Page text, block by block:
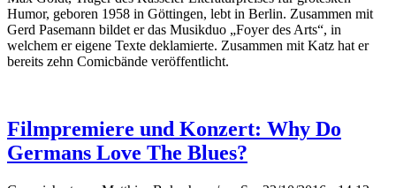
Humor, geboren 1958 in Göttingen, lebt in Berlin. Zusammen mit
Gerd Pasemann bildet er das Musikduo „Foyer des Arts“, in
welchem er eigene Texte deklamierte. Zusammen mit Katz hat er
bereits zehn Comicbände veröffentlicht.
Filmpremiere und Konzert: Why Do
Germans Love The Blues?